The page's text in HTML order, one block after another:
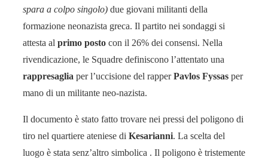
spara a colpo singolo) due giovani militanti della
formazione neonazista greca. Il partito nei sondaggi si
attesta al primo posto con il 26% dei consensi. Nella
rivendicazione, le Squadre definiscono l’attentato una
rappresaglia per l’uccisione del rapperPavlos Fyssas per
mano di un militante neo-nazista.
Il documento è stato fatto trovare nei pressi del poligono di
tiro nel quartiere ateniese di Kesarianni. La scelta del
luogo è stata senz’altro simbolica . Il poligono è tristemente